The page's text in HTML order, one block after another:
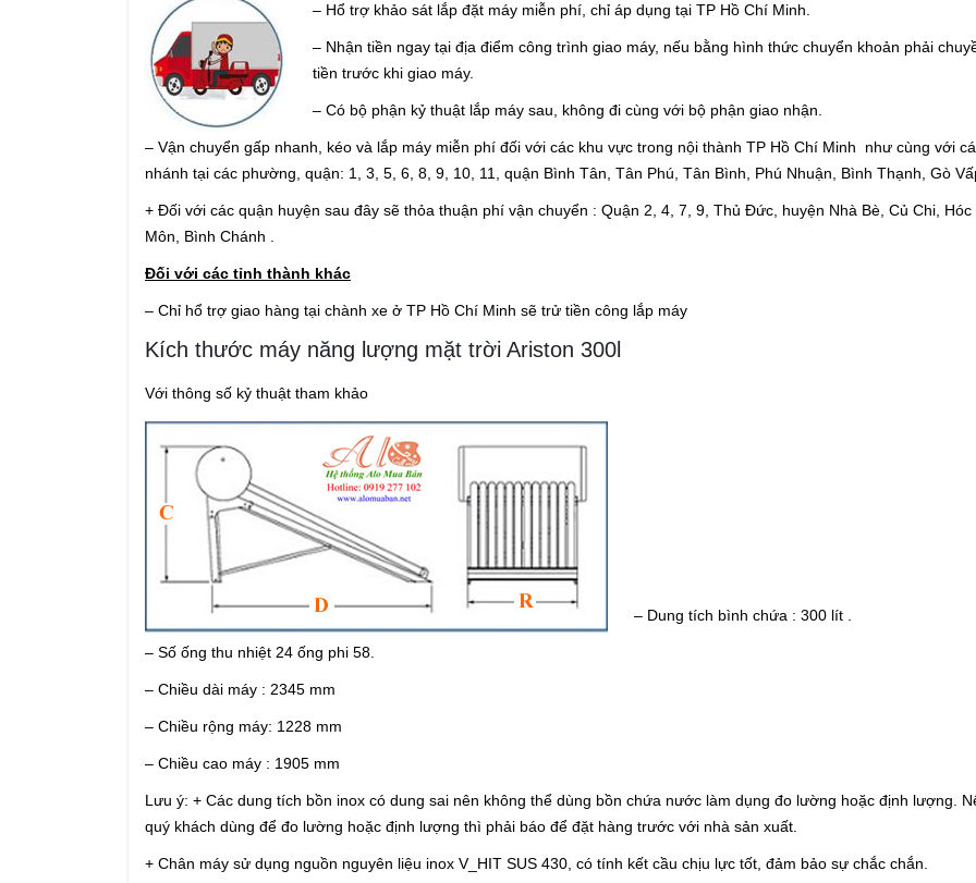
– Hổ trợ khảo sát lắp đặt máy miễn phí, chỉ áp dụng tại TP Hồ Chí Minh.
– Nhận tiền ngay tại địa điểm công trình giao máy, nếu bằng hình thức chuyển khoản phải
tiền trước khi giao máy.
– Có bộ phận kỷ thuật lắp máy sau, không đi cùng với bộ phận giao nhận.
– Vận chuyển gấp nhanh, kéo và lắp máy miễn phí đối với các khu vực trong nội thành TP Hồ Chí Minh như cùng với
nhánh tại các phường, quận: 1, 3, 5, 6, 8, 9, 10, 11, quận Bình Tân, Tân Phú, Tân Bình, Phú Nhuận, Bình Thạnh, Gò
+ Đối với các quận huyện sau đây sẽ thỏa thuận phí vận chuyển : Quận 2, 4, 7, 9, Thủ Đức, huyện Nhà Bè, Củ Chi, Hóc
Môn, Bình Chánh .
Đối với các tỉnh thành khác
– Chỉ hổ trợ giao hàng tại chành xe ở TP Hồ Chí Minh sẽ trử tiền công lắp máy
Kích thước máy năng lượng mặt trời Ariston 300l
Với thông số kỷ thuật tham khảo
– Dung tích bình chứa : 300 lít .
– Số ống thu nhiệt 24 ống phi 58.
– Chiều dài máy : 2345 mm
– Chiều rộng máy: 1228 mm
– Chiều cao máy : 1905 mm
Lưu ý: + Các dung tích bồn inox có dung sai nên không thể dùng bồn chứa nước làm dụng đo lường hoặc định lượng.
quý khách dùng để đo lường hoặc định lượng thì phải báo để đặt hàng trước với nhà sản xuất.
+ Chân máy sử dụng nguồn nguyên liệu inox V_HIT SUS 430, có tính kết cầu chịu lực tốt, đảm bảo sự chắc chắn.